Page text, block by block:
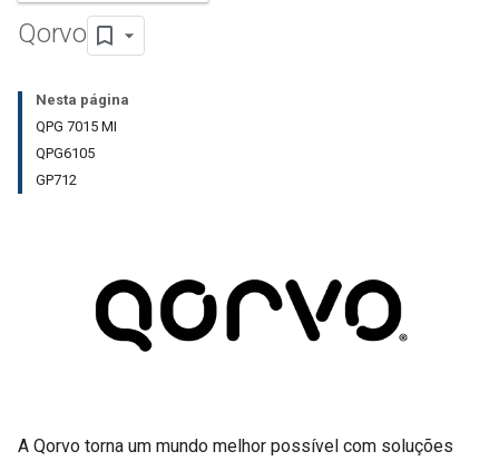
Qorvo
Nesta página
QPG 7015 MI
QPG6105
GP712
A Qorvo torna um mundo melhor possível com soluções